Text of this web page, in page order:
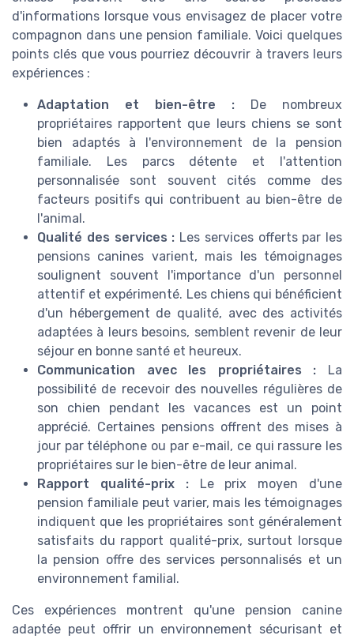
d'informations lorsque vous envisagez de placer votre
compagnon dans une pension familiale. Voici quelques
points clés que vous pourriez découvrir à travers leurs
expériences :
Adaptation et bien-être : De nombreux
propriétaires rapportent que leurs chiens se sont
bien adaptés à l'environnement de la pension
familiale. Les parcs détente et l'attention
personnalisée sont souvent cités comme des
facteurs positifs qui contribuent au bien-être de
l'animal.
Qualité des services : Les services offerts par les
pensions canines varient, mais les témoignages
soulignent souvent l'importance d'un personnel
attentif et expérimenté. Les chiens qui bénéficient
d'un hébergement de qualité, avec des activités
adaptées à leurs besoins, semblent revenir de leur
séjour en bonne santé et heureux.
Communication avec les propriétaires : La
possibilité de recevoir des nouvelles régulières de
son chien pendant les vacances est un point
apprécié. Certaines pensions offrent des mises à
jour par téléphone ou par e-mail, ce qui rassure les
propriétaires sur le bien-être de leur animal.
Rapport qualité-prix :Le prix moyen d'une
pension familiale peut varier, mais les témoignages
indiquent que les propriétaires sont généralement
satisfaits du rapport qualité-prix, surtout lorsque
la pension offre des services personnalisés et un
environnement familial.
Ces expériences montrent qu'une pension canine
adaptée peut offrir un environnement sécurisant et